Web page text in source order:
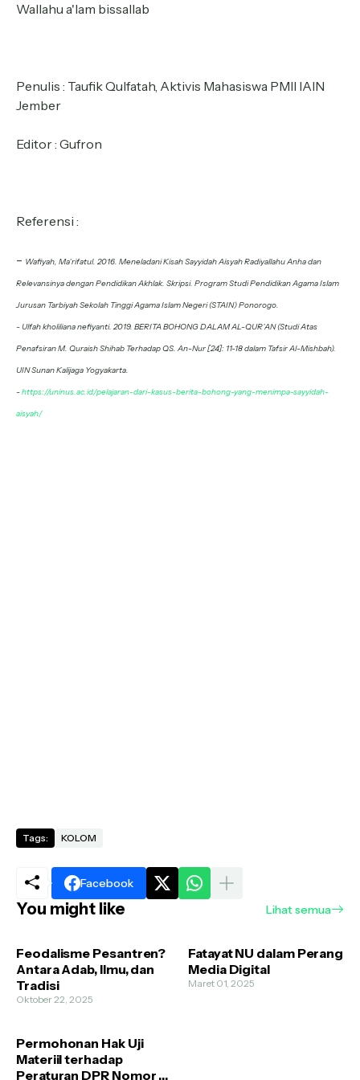
Wallahu a'lam bissallab
Penulis : Taufik Qulfatah, Aktivis Mahasiswa PMII IAIN
Jember
Editor : Gufron
Referensi :
- Wafiyah, Ma’rifatul. 2016. Meneladani Kisah Sayyidah Aisyah Radiyallahu Anha dan
Relevansinya dengan Pendidikan Akhlak. Skripsi. Program Studi Pendidikan Agama Islam
Jurusan Tarbiyah Sekolah Tinggi Agama Islam Negeri (STAIN) Ponorogo.
- Ulfah kholiliana nefiyanti. 2019. BERITA BOHONG DALAM AL-QUR’AN (Studi Atas
Penafsiran M. Quraish Shihab Terhadap QS. An-Nur [24]: 11-18 dalam Tafsir Al-Mishbah).
UIN Sunan Kalijaga Yogyakarta.
-https://uninus.ac.id/pelajaran-dari-kasus-berita-bohong-yang-menimpa-sayyidah-
aisyah/
Tags: KOLOM
Facebook
You might like Lihat semua
Feodalisme Pesantren?
Antara Adab, Ilmu, dan
Tradisi
Oktober 22, 2025
Fatayat NU dalam Perang
Media Digital
Maret 01, 2025
Permohonan Hak Uji
Materiil terhadap
Peraturan DPR Nomor 1